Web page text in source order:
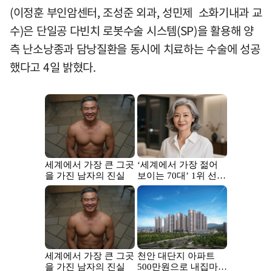
(이정훈 부인암센터, 조성준 외과, 성민제 소화기내과 교
수)은 단일공 다빈치 로봇수술 시스템(SP)을 활용해 양
측 난소낭종과 담낭질환을 동시에 치료하는 수술에 성공
했다고 4일 밝혔다.